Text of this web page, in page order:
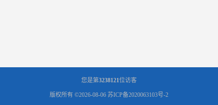
您是第3238121位访客
版权所有 ©2026-08-06 苏ICP备2020063103号-2